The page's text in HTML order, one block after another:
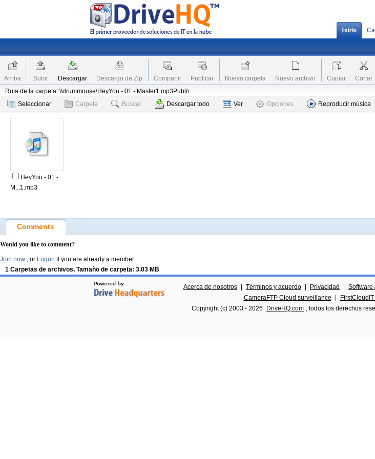
Inicio
Arriba Subir Descargar Descarga de Zip Compartir Publicar Nueva carpeta Nuevo archivo Copiar Cortar
Ruta de la carpeta: \\drummouse\HeyYou - 01 - Master1.mp3Publi\
Seleccionar
Carpeta Buscar Descargar todo Ver Opciones Reproducir música
HeyYou - 01 -
M...1.mp3
Comments
Would you like to comment?
Join now , or Logon if you are already a member.
1 Carpetas de archivos, Tamaño de carpeta: 3.03 MB
Acerca de nosotros Términos y acuerdo Privacidad Software
CameraFTP Cloud surveillance
Copyright (c) 2003 - 2026 DriveHQ.com , todos los derechos